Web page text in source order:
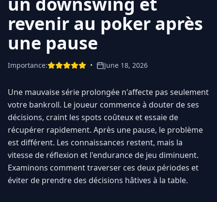
revenir au poker après
une pause
Importance: • June 18, 2026
Une mauvaise série prolongée n'affecte pas seulement
votre bankroll. Le joueur commence à douter de ses
décisions, craint les spots coûteux et essaie de
récupérer rapidement. Après une pause, le problème
est différent. Les connaissances restent, mais la
vitesse de réflexion et l'endurance de jeu diminuent.
Examinons comment traverser ces deux périodes et
éviter de prendre des décisions hâtives à la table.